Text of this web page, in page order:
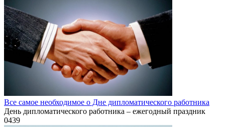
Все самое необходимое о Дне дипломатического работника
День дипломатического работника – ежегодный праздник
0439